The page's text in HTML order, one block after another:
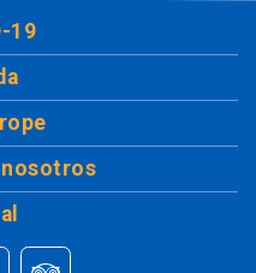
19
nosotros